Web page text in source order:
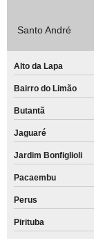
Santo André
Alto da Lapa
Bairro do Limão
Butantã
Jaguaré
Jardim Bonfiglioli
Pacaembu
Perus
Pirituba